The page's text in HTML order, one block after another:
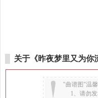
关于《昨夜梦里又为你
"曲谱图"温馨
1、请勿